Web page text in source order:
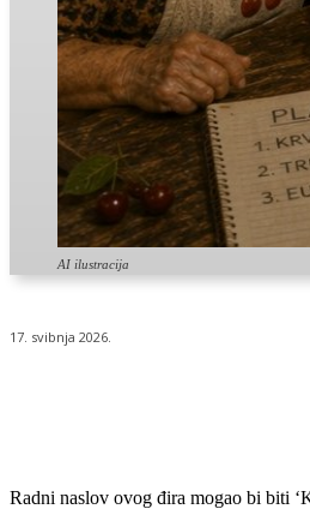
AI ilustracija
17. svibnja 2026.
Radni naslov ovog đira mogao bi biti